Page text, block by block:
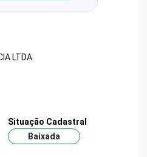
LTDA
Situação Cadastral
Baixada